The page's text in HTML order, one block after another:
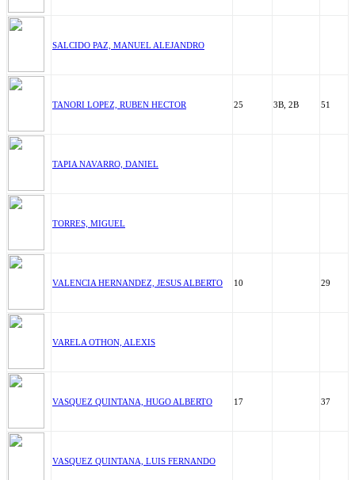
SALCIDO PAZ, MANUEL ALEJANDRO
TANORI LOPEZ, RUBEN HECTOR 25 3B, 2B 51
TAPIA NAVARRO, DANIEL
TORRES, MIGUEL
VALENCIA HERNANDEZ, JESUS ALBERTO 10 29
VARELA OTHON, ALEXIS
VASQUEZ QUINTANA, HUGO ALBERTO 17 37
VASQUEZ QUINTANA, LUIS FERNANDO